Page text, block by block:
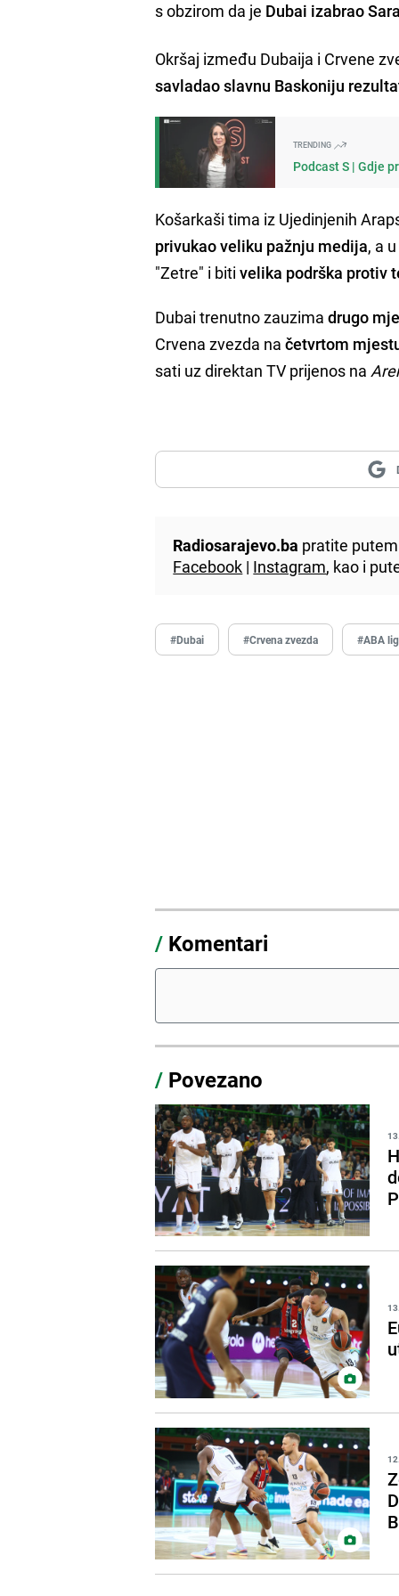
s obzirom da je Dubai izabrao
Okršaj između Dubaija i Crvene
savladao slavnu Baskoniju
TRENDING
Podcast S | Gdje
Košarkaši tima iz Ujedinjenih
privukao veliku pažnju medija, a
"Zetre" i bitivelika podrška protiv
Dubai trenutno zauzimadrugo
Crvena zvezda načetvrtom
sati uz direktan TV prijenos na
Radiosarajevo.ba pratite
Facebook | Instagram, kao i
#Dubai #Crvena zvezda #ABA
/ Komentari
/ Povezano